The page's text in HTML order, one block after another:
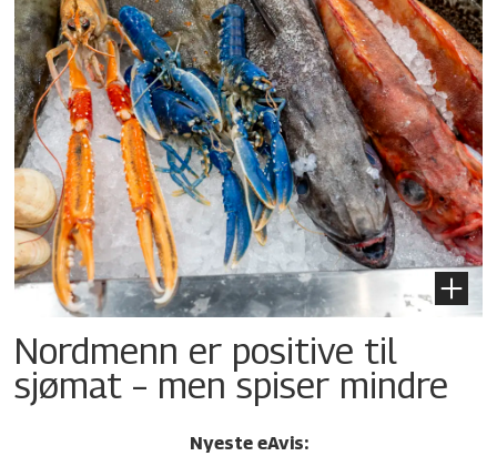
Nordmenn er positive til
sjømat – men spiser mindre
Nyeste eAvis: